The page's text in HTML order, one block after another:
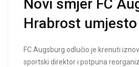
Novi smjer FC
Hrabrost
FC Augsburg odlučio je krenuti
sportski direktor i potpuna